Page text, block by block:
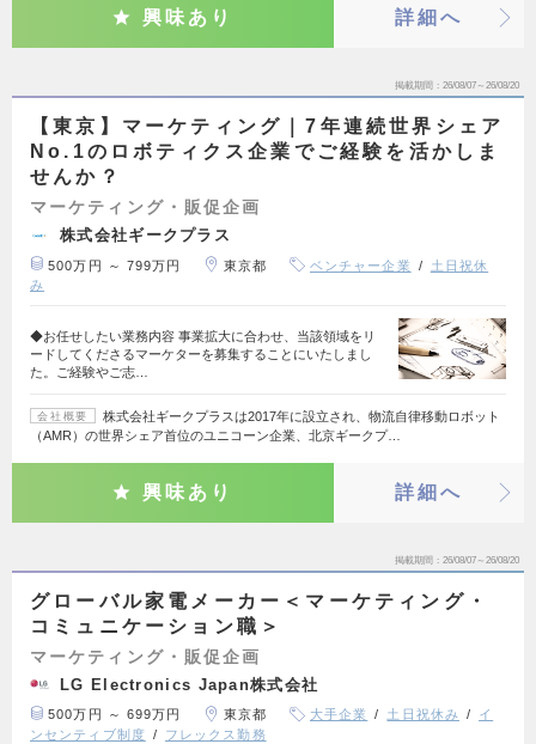
興味あり 詳細へ
掲載期間 26/08/07～26/08/20
【東京】マーケティング｜7年連続世界シェア
No.1のロボティクス企業でご経験を活かしま
せんか？
マーケティング・販促企画
株式会社ギークプラス
500万円 ～ 799万円 東京都 ベンチャー企業
土日祝休
み
◆お任せしたい業務内容 事業拡大に合わせ、当該領域をリ
ードしてくださるマーケターを募集することにいたしまし
た。ご経験やご志…
会社概要
株式会社ギークプラスは2017年に設立され、物流自律移動ロボット
（AMR）の世界シェア首位のユニコーン企業、北京ギークプ…
興味あり 詳細へ
掲載期間 26/08/07～26/08/20
グローバル家電メーカー＜マーケティング・
コミュニケーション職＞
マーケティング・販促企画
LG Electronics Japan株式会社
500万円 ～ 699万円 東京都 大手企業 土日祝休み
イ
ンセンティブ制度
フレックス勤務